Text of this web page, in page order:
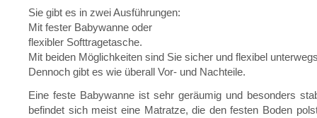
Sie gibt es in zwei Ausführungen:
Mit fester Babywanne oder
flexibler Softtragetasche.
Mit beiden Möglichkeiten sind Sie sicher und flexibel
Dennoch gibt es wie überall Vor- und Nachteile.
Eine feste Babywanne ist sehr geräumig und besonders
befindet sich meist eine Matratze, die den festen Boden